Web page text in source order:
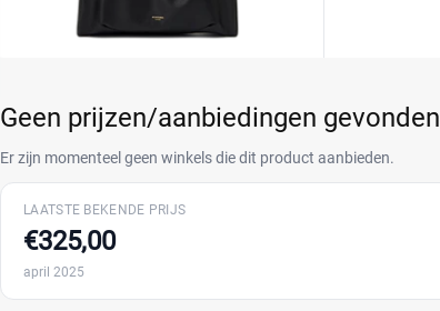
Geen prijzen/aanbiedingen gevonden
Er zijn momenteel geen winkels die dit product aanbieden.
LAATSTE BEKENDE PRIJS
€325,00
april 2025